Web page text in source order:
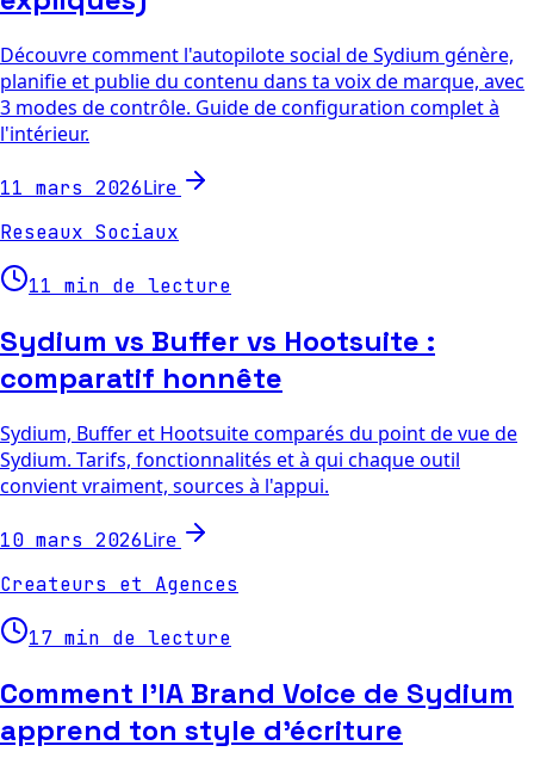
Découvre comment l'autopilote social de Sydium génère,
planifie et publie du contenu dans ta voix de marque, avec
3 modes de contrôle. Guide de configuration complet à
l'intérieur.
11 mars 2026Lire
Reseaux Sociaux
11 min de lecture
Sydium vs Buffer vs Hootsuite :
comparatif honnête
Sydium, Buffer et Hootsuite comparés du point de vue de
Sydium. Tarifs, fonctionnalités et à qui chaque outil
convient vraiment, sources à l'appui.
10 mars 2026Lire
Createurs et Agences
17 min de lecture
Comment l'IA Brand Voice de Sydium
apprend ton style d'écriture